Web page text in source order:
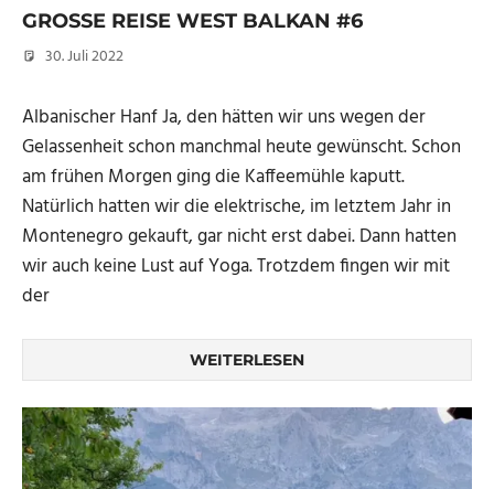
GROSSE REISE WEST BALKAN #6
30. Juli 2022
Albanischer Hanf Ja, den hätten wir uns wegen der
Gelassenheit schon manchmal heute gewünscht. Schon
am frühen Morgen ging die Kaffeemühle kaputt.
Natürlich hatten wir die elektrische, im letztem Jahr in
Montenegro gekauft, gar nicht erst dabei. Dann hatten
wir auch keine Lust auf Yoga. Trotzdem fingen wir mit
der
WEITERLESEN